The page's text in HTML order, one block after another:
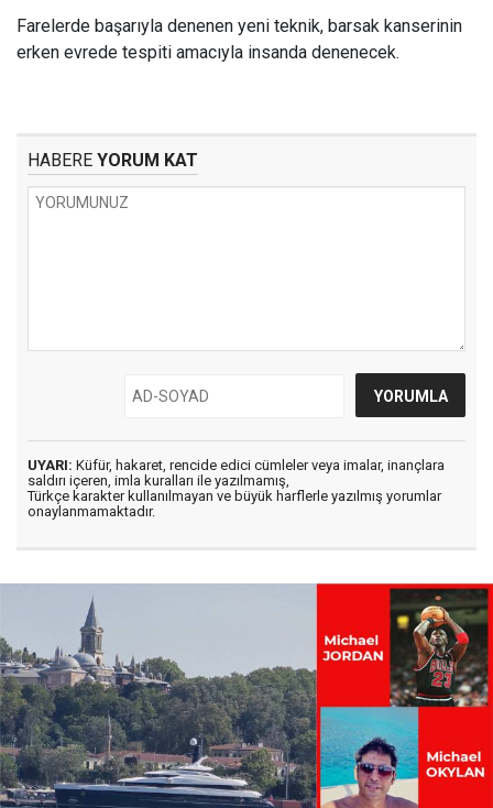
Farelerde başarıyla denenen yeni teknik, barsak kanserinin
erken evrede tespiti amacıyla insanda denenecek.
HABERE YORUM KAT
UYARI: Küfür, hakaret, rencide edici cümleler veya imalar, inançlara
saldırı içeren, imla kuralları ile yazılmamış,
Türkçe karakter kullanılmayan ve büyük harflerle yazılmış yorumlar
onaylanmamaktadır.